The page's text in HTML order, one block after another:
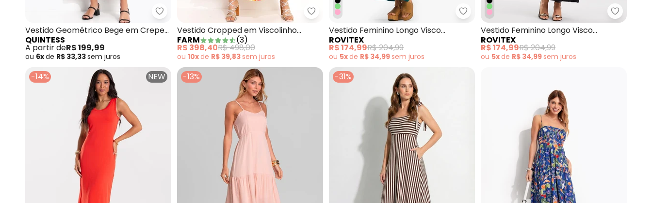
Quintess - Vestido Geométrico Bege em Crepe Plano
Vestido Geométrico Bege em Crepe
Plano
QUINTESS
A partir deR$ 199,99
ou 6xde R$ 33,33sem juros
Farm - Vestido Cropped em Viscolinho Amarelo
Vestido Cropped em Viscolinho
Amarelo
FARM (3)
R$ 398,40R$ 498,00
ou 10xde R$ 39,83sem juros
Rovitex - Vestido Feminino Longo Visco
Vestido Feminino Longo Visco
Maquinetada Verde
ROVITEX
R$ 174,99R$ 204,99
ou 5xde R$ 34,99sem juros
Rovitex -
Vestido Feminino Longo Visco
Maquinetada Preto
ROVITEX
R$ 174,99R$ 204,99
ou 5xde R$ 34,99sem juros
-14% NEW -13% -31%